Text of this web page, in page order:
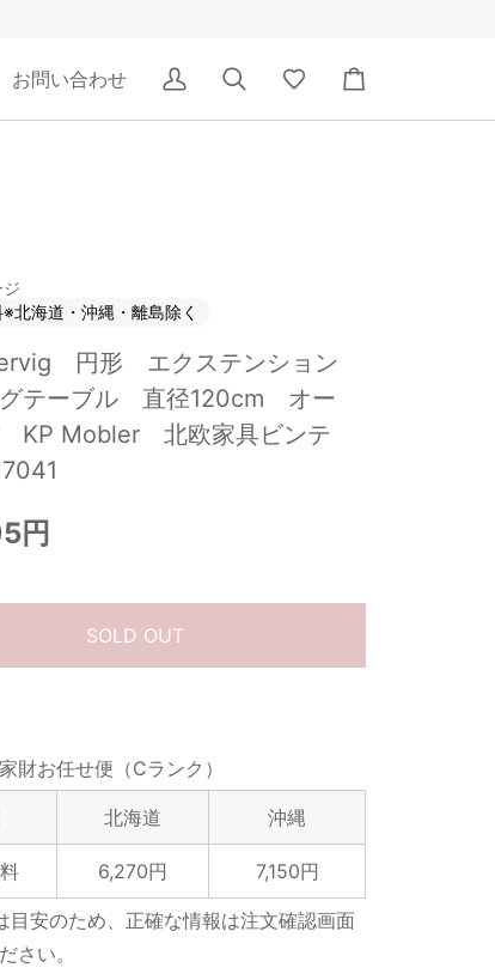
お問い合わせ
ア
カ
検
索
Wishlist
カ
ー
北海道・沖縄・離島除く
円形 エクステンション
グテーブル 直径120cm オー
KP Mobler 北欧家具ビンテ
円
SOLD OUT
財お任せ便（Cランク）
北海道 沖縄
6,270円 7,150円
目安のため、正確な情報は注文確認画面
さい。